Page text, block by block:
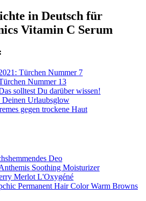
in Deutsch für
Vitamin C Serum
Türchen Nummer 7
Nummer 13
solltest Du darüber wissen!
Deinen Urlaubsglow
gegen trockene Haut
Deo
Soothing Moisturizer
Merlot L'Oxygéné
Permanent Hair Color Warm Browns